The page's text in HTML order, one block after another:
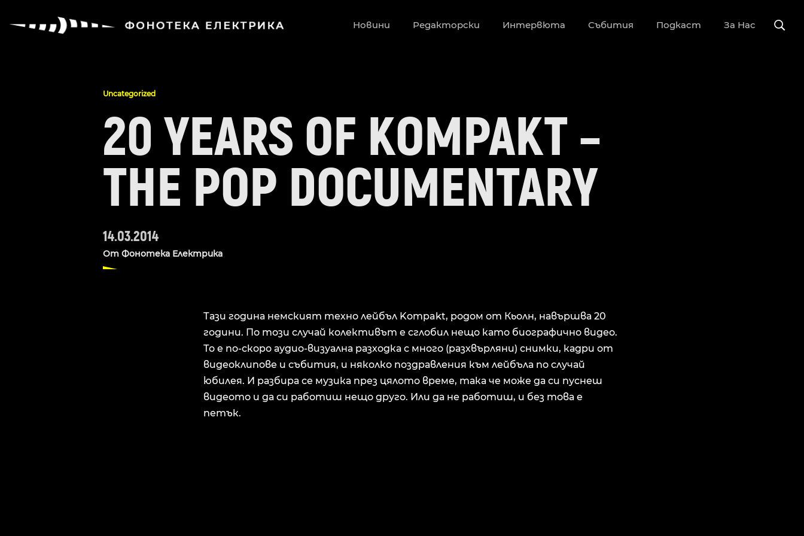
Новини Редакторски Интервюта Събития Подкаст За Нас
Uncategorized
20 YEARS OF KOMPAKT –
THE POP DOCUMENTARY
14.03.2014
От Фонотека Електрика
Тази година немският техно лейбъл Kompakt, родом от Кьолн, навършва 20
години. По този случай колективът е сглобил нещо като биографично видео.
То е по-скоро аудио-визуална разходка с много (разхвърляни) снимки, кадри от
видеоклипове и събития, и няколко поздравления към лейбъла по случай
юбилея. И разбира се музика през цялото време, така че може да си пуснеш
видеото и да си работиш нещо друго. Или да не работиш, и без това е
петък.